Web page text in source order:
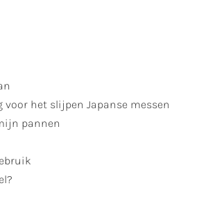
het slijpen Japanse messen
pannen